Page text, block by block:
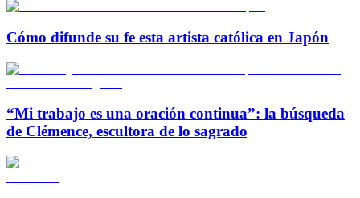
Cómo difunde su fe esta artista católica en Japón
“Mi trabajo es una oración continua”: la búsqueda
de Clémence, escultora de lo sagrado